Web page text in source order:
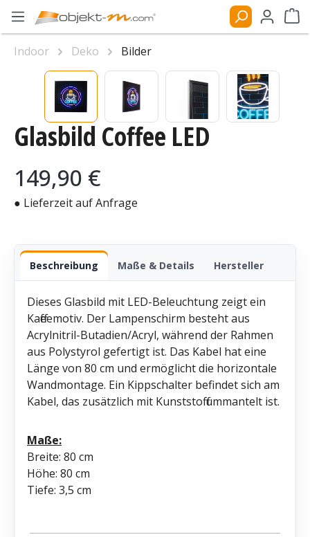
Zum Hauptinhalt springen
Glasbild Coffee LED
Regulärer Preis:
149,90 €
● Lieferzeit auf Anfrage
Beschreibung Maße & Details Hersteller
Dieses Glasbild mit LED-Beleuchtung zeigt ein
Kaffeemotiv. Der Lampenschirm besteht aus
Acrylnitril-Butadien/Acryl, während der Rahmen
aus Polystyrol gefertigt ist. Das Kabel hat eine
Länge von 80 cm und ermöglicht die horizontale
Wandmontage. Ein Kippschalter befindet sich am
Kabel, das zusätzlich mit Kunststoff ummantelt ist.
Maße:
Breite: 80 cm
Höhe: 80 cm
Tiefe: 3,5 cm
Indoor Deko
Bilder
Bildergalerie überspringen